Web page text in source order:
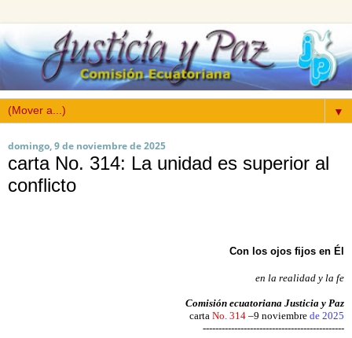
▼
domingo, 9 de noviembre de 2025
carta No. 314: La unidad es superior al
conflicto
Con los ojos fijos en Él
en la realidad y la fe
Comisión ecuatoriana Justicia y Paz
carta No. 314 –9 noviembre de 2025
---------------------------------------------